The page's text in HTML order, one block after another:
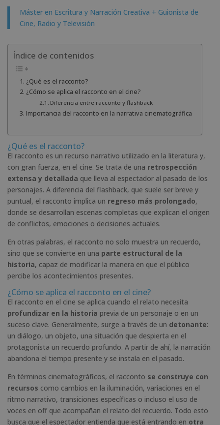
Máster en Escritura y Narración Creativa + Guionista de
Cine, Radio y Televisión
Índice de contenidos
¿Qué es el racconto?
¿Cómo se aplica el racconto en el cine?
Diferencia entre racconto y flashback
Importancia del racconto en la narrativa cinematográfica
¿Qué es el racconto?
El racconto es un recurso narrativo utilizado en la literatura y,
con gran fuerza, en el cine. Se trata de una retrospección
extensa y detallada que lleva al espectador al pasado de los
personajes. A diferencia del flashback, que suele ser breve y
puntual, el racconto implica un regreso más prolongado,
donde se desarrollan escenas completas que explican el origen
de conflictos, emociones o decisiones actuales.
En otras palabras, el racconto no solo muestra un recuerdo,
sino que se convierte en una parte estructural de la
historia, capaz de modificar la manera en que el público
percibe los acontecimientos presentes.
¿Cómo se aplica el racconto en el cine?
El racconto en el cine se aplica cuando el relato necesita
profundizar en la historia previa de un personaje o en un
suceso clave. Generalmente, surge a través de un detonante:
un diálogo, un objeto, una situación que despierta en el
protagonista un recuerdo profundo. A partir de ahí, la narración
abandona el tiempo presente y se instala en el pasado.
En términos cinematográficos, el racconto se construye con
recursos como cambios en la iluminación, variaciones en el
ritmo narrativo, transiciones específicas o incluso el uso de
voces en off que acompañan el relato del recuerdo. Todo esto
busca que el espectador entienda que está entrando en otra